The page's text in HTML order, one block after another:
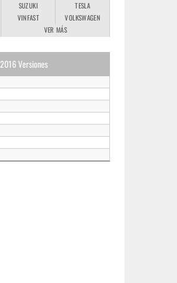
SUZUKI
TESLA
VINFAST
VOLKSWAGEN
VER MÁS
Versiones